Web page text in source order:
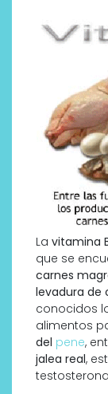
La vitamina
que se
carnes
levadura de
conocidos
alimentos
del pene,
jalea real,